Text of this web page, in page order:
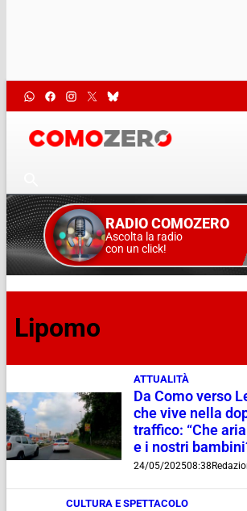
RADIO COMOZERO
Ascolta la radio
con un click!
Lipomo
ATTUALITÀ
Da Como verso
che vive nella
traffico: “Che
e i nostri
24/05/202508:38
CULTURA E SPETTACOLO